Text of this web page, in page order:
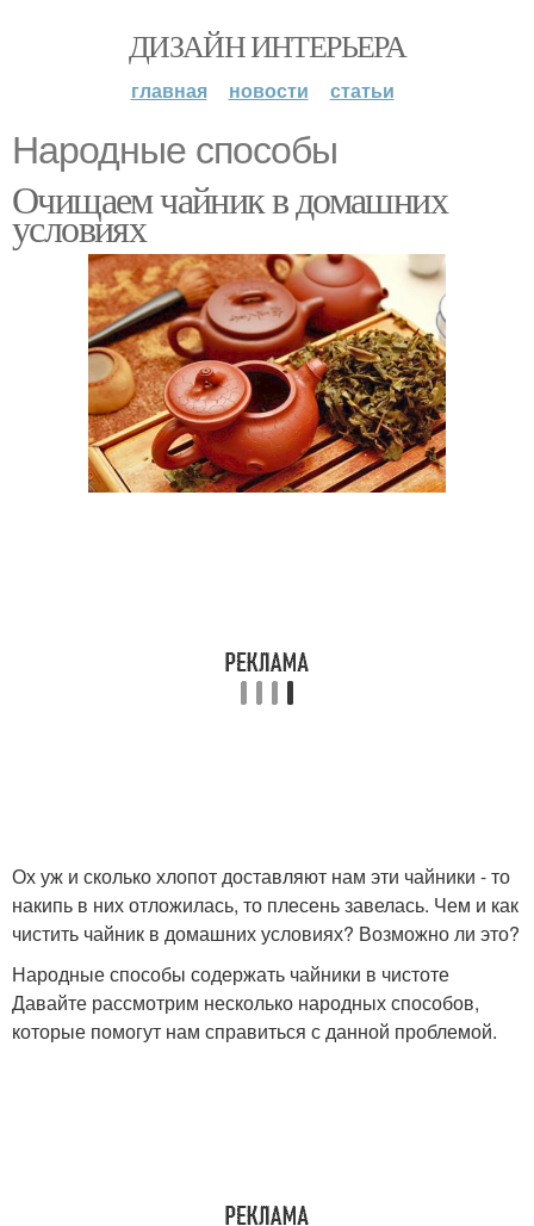
ДИЗАЙН ИНТЕРЬЕРА
главная новости статьи
Народные способы
Очищаем чайник в домашних
условиях
Ох уж и сколько хлопот доставляют нам эти чайники - то
накипь в них отложилась, то плесень завелась. Чем и как
чистить чайник в домашних условиях? Возможно ли это?
Народные способы содержать чайники в чистоте
Давайте рассмотрим несколько народных способов,
которые помогут нам справиться с данной проблемой.